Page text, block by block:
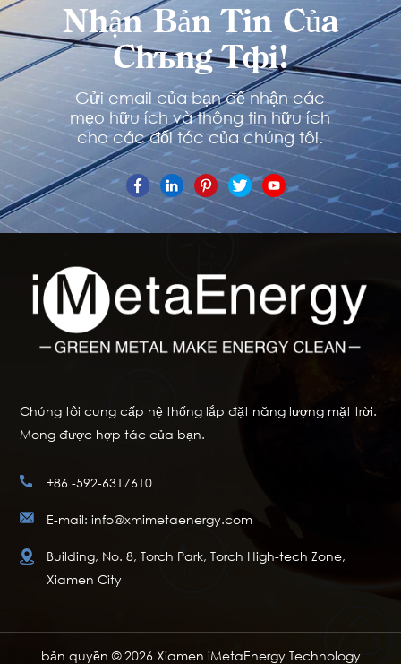
Nhận Bản Tin Của
Chúng Tôi!
Gửi email của bạn để nhận các
mẹo hữu ích và thông tin hữu ích
cho các đối tác của chúng tôi.
Chúng tôi cung cấp hệ thống lắp đặt năng lượng mặt trời.
Mong được hợp tác của bạn.
+86 -592-6317610
E-mail: info@xmimetaenergy.com
Building, No. 8, Torch Park, Torch High-tech Zone,
Xiamen City
bản quyền © 2026 Xiamen iMetaEnergy Technology